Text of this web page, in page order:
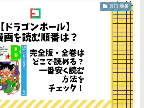
漫画 順番